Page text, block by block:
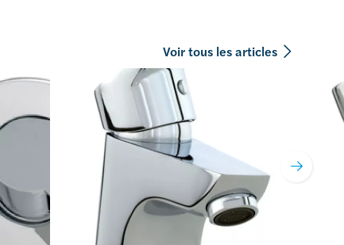
Voir tous les articles